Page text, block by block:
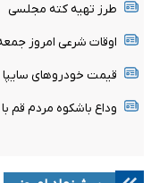
طرز تهیه کته مجلسی
اوقات شرعی امروز جمعه ۱۶ مرداد
قیمت خودرو‌های سایپا امروز شنبه ۱۷
وداع باشکوه مردم قم